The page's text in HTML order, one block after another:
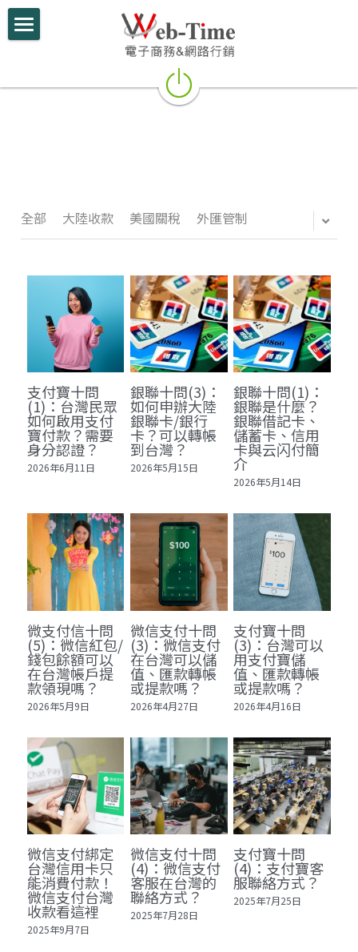
電商學堂
網路開店
電商部落格
行動支付整合
跨境電商實績
聯絡我們
搜索
全部 大陸收款 美國關稅 外匯管制
支付寶十問
(1)：台灣民眾
如何啟用支付
寶付款？需要
身分認證？
2026年6月11日
銀聯十問(3)：
如何申辦大陸
銀聯卡/銀行
卡？可以轉帳
到台灣？
2026年5月15日
銀聯十問(1)：
銀聯是什麼？
銀聯借記卡、
儲蓄卡、信用
卡與云闪付簡
介
2026年5月14日
微支付信十問
(5)：微信紅包/
錢包餘額可以
在台灣帳戶提
款領現嗎？
2026年5月9日
微信支付十問
(3)：微信支付
在台灣可以儲
值、匯款轉帳
或提款嗎？
2026年4月27日
支付寶十問
(3)：台灣可以
用支付寶儲
值、匯款轉帳
或提款嗎？
2026年4月16日
微信支付綁定
台灣信用卡只
能消費付款！
微信支付台灣
收款看這裡
2025年9月7日
微信支付十問
(4)：微信支付
客服在台灣的
聯絡方式？
2025年7月28日
支付寶十問
(4)：支付寶客
服聯絡方式？
2025年7月25日
部落格分類